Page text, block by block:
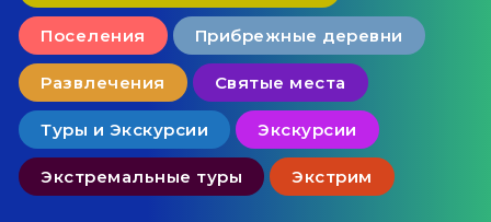
Поселения Прибрежные деревни
Развлечения Святые места
Туры и Экскурсии Экскурсии
Экстремальные туры Экстрим